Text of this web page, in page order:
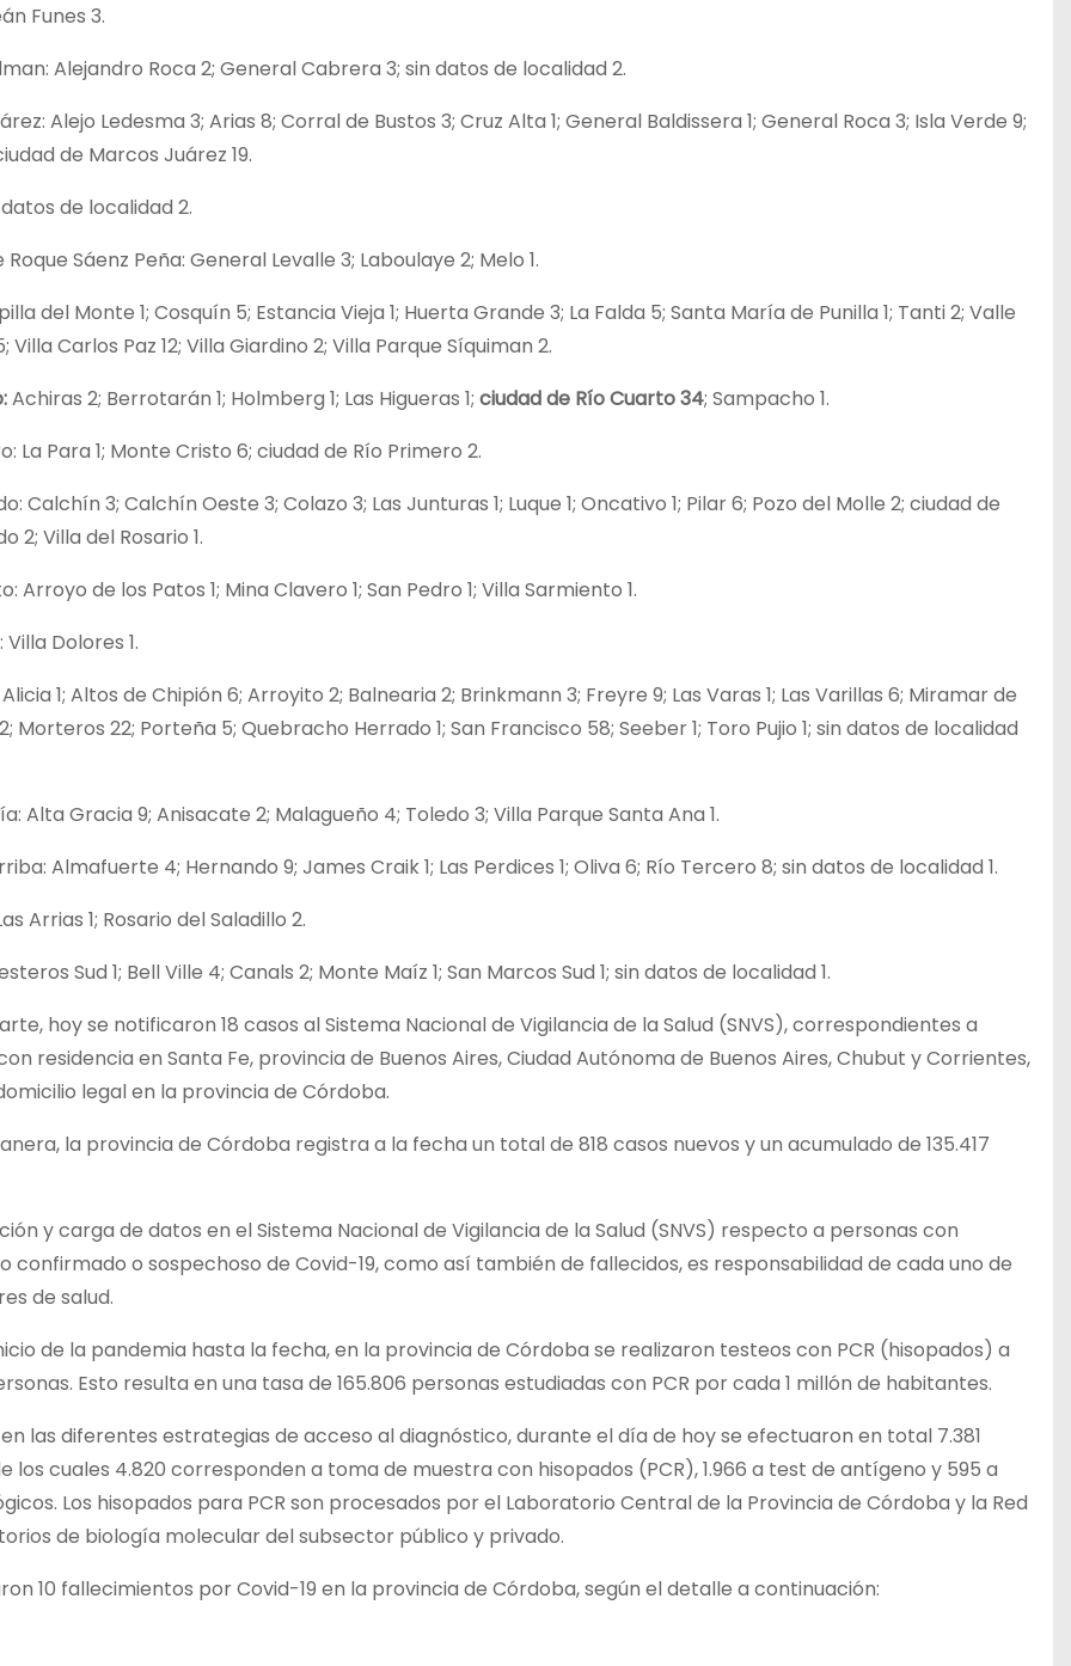
Funes 3.
Alejandro Roca 2; General Cabrera 3; sin datos de localidad 2.
Alejo Ledesma 3; Arias 8; Corral de Bustos 3; Cruz Alta 1; General Baldissera 1; General Roca 3; Isla Verde 9;
de Marcos Juárez 19.
de localidad 2.
Sáenz Peña: General Levalle 3; Laboulaye 2; Melo 1.
del Monte 1; Cosquín 5; Estancia Vieja 1; Huerta Grande 3; La Falda 5; Santa María de Punilla 1; Tanti 2; Valle
Villa Carlos Paz 12; Villa Giardino 2; Villa Parque Síquiman 2.
Achiras 2; Berrotarán 1; Holmberg 1; Las Higueras 1; ciudad de Río Cuarto 34; Sampacho 1.
La Para 1; Monte Cristo 6; ciudad de Río Primero 2.
Calchín 3; Calchín Oeste 3; Colazo 3; Las Junturas 1; Luque 1; Oncativo 1; Pilar 6; Pozo del Molle 2; ciudad de
2; Villa del Rosario 1.
Arroyo de los Patos 1; Mina Clavero 1; San Pedro 1; Villa Sarmiento 1.
Dolores 1.
1; Altos de Chipión 6; Arroyito 2; Balnearia 2; Brinkmann 3; Freyre 9; Las Varas 1; Las Varillas 6; Miramar de
Morteros 22; Porteña 5; Quebracho Herrado 1; San Francisco 58; Seeber 1; Toro Pujio 1; sin datos de localidad
Alta Gracia 9; Anisacate 2; Malagueño 4; Toledo 3; Villa Parque Santa Ana 1.
Almafuerte 4; Hernando 9; James Craik 1; Las Perdices 1; Oliva 6; Río Tercero 8; sin datos de localidad 1.
Arrias 1; Rosario del Saladillo 2.
Sud 1; Bell Ville 4; Canals 2; Monte Maíz 1; San Marcos Sud 1; sin datos de localidad 1.
hoy se notificaron 18 casos al Sistema Nacional de Vigilancia de la Salud (SNVS), correspondientes a
residencia en Santa Fe, provincia de Buenos Aires, Ciudad Autónoma de Buenos Aires, Chubut y Corrientes,
legal en la provincia de Córdoba.
la provincia de Córdoba registra a la fecha un total de 818 casos nuevos y un acumulado de 135.417
y carga de datos en el Sistema Nacional de Vigilancia de la Salud (SNVS) respecto a personas con
confirmado o sospechoso de Covid-19, como así también de fallecidos, es responsabilidad de cada uno de
de salud.
de la pandemia hasta la fecha, en la provincia de Córdoba se realizaron testeos con PCR (hisopados) a
Esto resulta en una tasa de 165.806 personas estudiadas con PCR por cada 1 millón de habitantes.
las diferentes estrategias de acceso al diagnóstico, durante el día de hoy se efectuaron en total 7.381
los cuales 4.820 corresponden a toma de muestra con hisopados (PCR), 1.966 a test de antígeno y 595 a
Los hisopados para PCR son procesados por el Laboratorio Central de la Provincia de Córdoba y la Red
de biología molecular del subsector público y privado.
10 fallecimientos por Covid-19 en la provincia de Córdoba, según el detalle a continuación: